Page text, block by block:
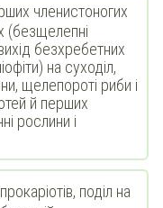
членистоногих
(безщелепні
безхребетних
на суходіл,
щелепороті риби і
й перших
рослини і
поділ на